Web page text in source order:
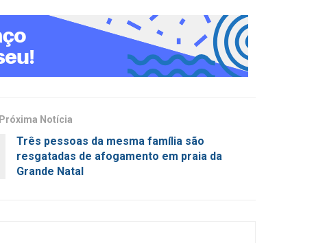
Próxima Notícia
Três pessoas da mesma família são
resgatadas de afogamento em praia da
Grande Natal